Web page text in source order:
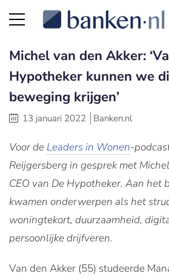
Michel van den Akker:
Hypotheker kunnen we
beweging krijgen’
13 januari 2022 Banken.nl
Voor de Leaders in Wonen-
Reijgersberg in gesprek met
CEO van De Hypotheker. Aan het
kwamen onderwerpen als het
woningtekort, duurzaamheid,
persoonlijke drijfveren.
Van den Akker (55) studeerde